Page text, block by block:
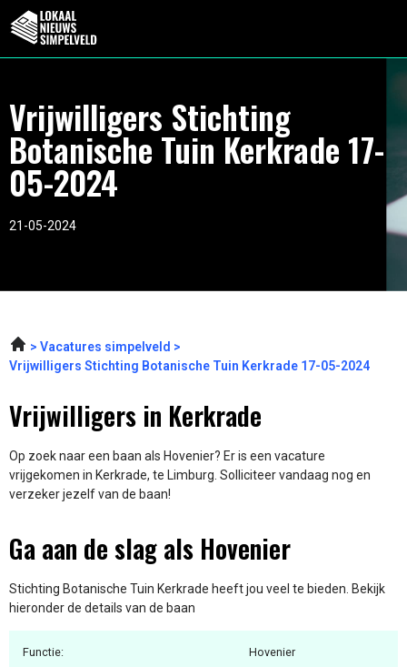
Vrijwilligers Stichting
Botanische Tuin Kerkrade 17-
05-2024
21-05-2024
Vacatures simpelveld
Vrijwilligers Stichting Botanische Tuin Kerkrade 17-05-2024
Vrijwilligers in Kerkrade
Op zoek naar een baan als Hovenier? Er is een vacature
vrijgekomen in Kerkrade, te Limburg. Solliciteer vandaag nog en
verzeker jezelf van de baan!
Ga aan de slag als Hovenier
Stichting Botanische Tuin Kerkrade heeft jou veel te bieden. Bekijk
hieronder de details van de baan
Functie: Hovenier